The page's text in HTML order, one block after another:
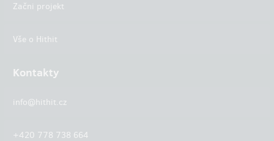
Začni projekt
Vše o Hithit
Kontakty
info@hithit.cz
+420 778 738 664